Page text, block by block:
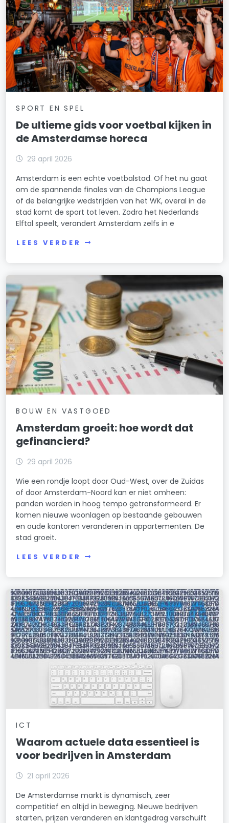
SPORT EN SPEL
De ultieme gids voor voetbal kijken in
de Amsterdamse horeca
29 april 2026
Amsterdam is een echte voetbalstad. Of het nu gaat
om de spannende finales van de Champions League
of de belangrijke wedstrijden van het WK, overal in de
stad komt de sport tot leven. Zodra het Nederlands
Elftal speelt, verandert Amsterdam zelfs in e
LEES VERDER
BOUW EN VASTGOED
Amsterdam groeit: hoe wordt dat
gefinancierd?
29 april 2026
Wie een rondje loopt door Oud-West, over de Zuidas
of door Amsterdam-Noord kan er niet omheen:
panden worden in hoog tempo getransformeerd. Er
komen nieuwe woonlagen op bestaande gebouwen
en oude kantoren veranderen in appartementen. De
stad groeit.
LEES VERDER
ICT
Waarom actuele data essentieel is
voor bedrijven in Amsterdam
21 april 2026
De Amsterdamse markt is dynamisch, zeer
competitief en altijd in beweging. Nieuwe bedrijven
starten, prijzen veranderen en klantgedrag verschuift